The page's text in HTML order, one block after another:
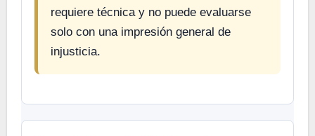
requiere técnica y no puede evaluarse
solo con una impresión general de
injusticia.